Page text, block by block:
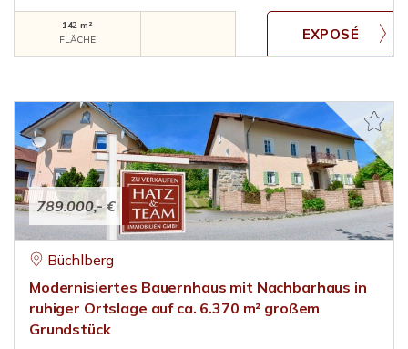
142 m²
FLÄCHE
789.000,- €
Büchlberg
Modernisiertes Bauernhaus mit Nachbarhaus in
ruhiger Ortslage auf ca. 6.370 m² großem
Grundstück